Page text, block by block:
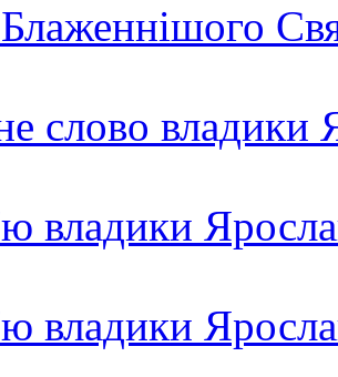
слово владики
владики
владики